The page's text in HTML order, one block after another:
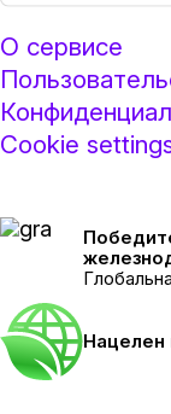
О сервисе
Cookie
Нацелен